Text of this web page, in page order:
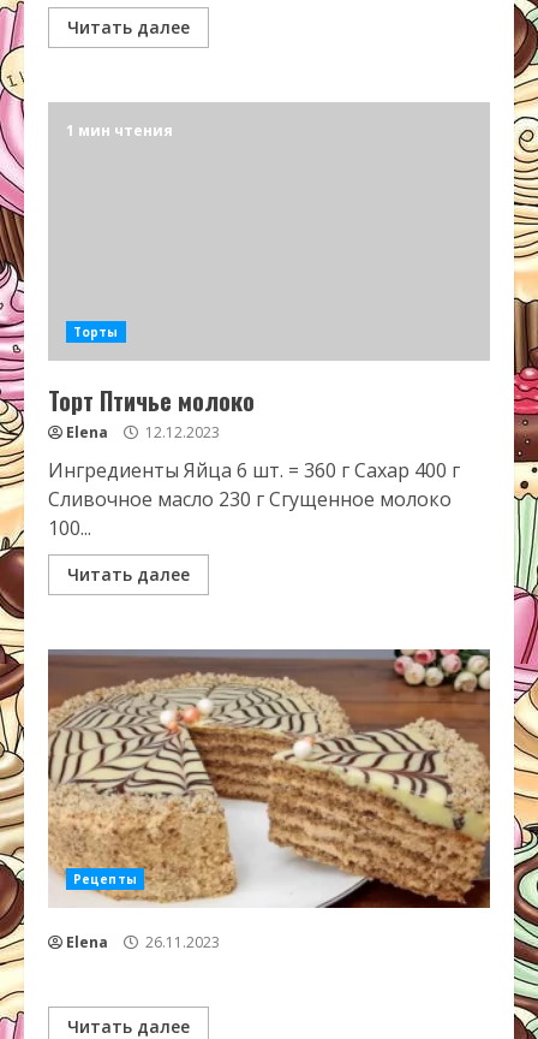
Читать далее
1 мин чтения
Торты
Торт Птичье молоко
Elena 12.12.2023
Ингредиенты Яйца 6 шт. = 360 г Сахар 400 г
Сливочное масло 230 г Сгущенное молоко
100...
Читать далее
Рецепты
Elena 26.11.2023
Читать далее